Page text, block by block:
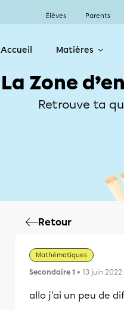
Élèves Parents
Accueil Matières
La Zone
Retrouve ta
Retour
Mathématiques
Secondaire 1 • 13 juin 2022
allo j'ai un peu de